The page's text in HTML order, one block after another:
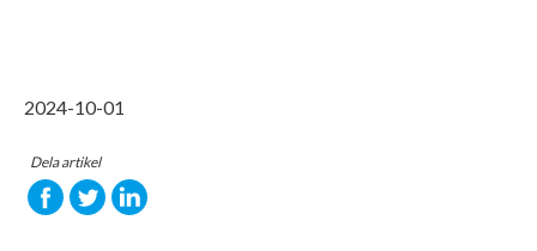
2024-10-01
Dela artikel